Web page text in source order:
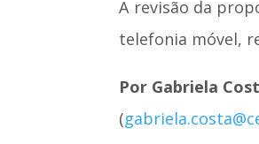
A revisão da
telefonia móvel,
Por Gabriela
(